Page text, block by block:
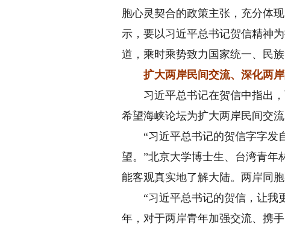
胞心灵契合的政策主张，充分体
示，要以习近平总书记贺信精神
道，乘时乘势致力国家统一、民族
扩大两岸民间交流、深化两
习近平总书记在贺信中指出，
希望海峡论坛为扩大两岸民间交
“习近平总书记的贺信字字发自
望。”北京大学博士生、台湾青年
能客观真实地了解大陆。两岸同
“习近平总书记的贺信，让我更
年，对于两岸青年加强交流、携